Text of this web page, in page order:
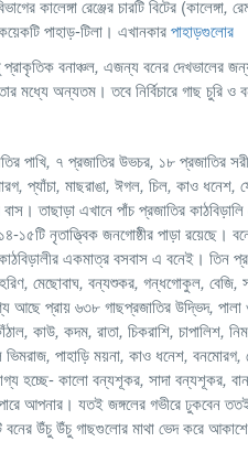
রেঞ্জের চারটি বিটের (কালেঙ্গা,
পাহাড়-টিলা। এখানকারপাহাড়গুলোর
বনাঞ্চল, এজন্য বনের দেখভালের
তার মধ্যে অন্যতম। তবে নির্বিচারে গাছ
পাখি, ৭ প্রজাতির উভচর, ১৮ প্রজাতির
, প্যাঁচা, মাছরাঙা, ঈগল, চিল, কাও ধনেশ,
বাস। তাছাড়া এখানে পাঁচ প্রজাতির
নৃতাত্ত্বিক জনগোষ্ঠীর পাড়া রয়েছে।
কাঠবিড়ালীর একমাত্র বসবাস এ বনেই। তিন
, মেছোবাঘ, বন্যশুকর, গন্ধগোকুল, বেজি,
আছে প্রায় ৬৩৮ গাছপ্রজাতির উদ্ভিদ,
, কাউ, কদম, রাতা, চিকরাশি, চাপালিশ, নিম
, পাহাড়ি ময়না, কাও ধনেশ, বনমোরগ,
হচ্ছে- কালো বন্যশূকর, সাদা বন্যশূকর,
আপনার। যতই জঙ্গলের গভীরে
উঁচু উঁচু গাছগুলোর মাথা ভেদ করে